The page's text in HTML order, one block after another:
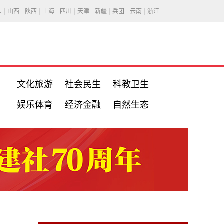
山西 陕西 上海 四川 天津 新疆 兵团 云南 浙江
文化旅游 社会民生 科教卫生
娱乐体育 经济金融 自然生态